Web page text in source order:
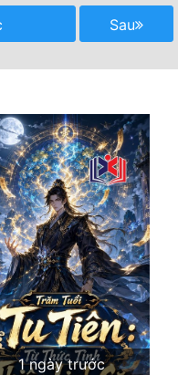
Sau
1 ngày trước